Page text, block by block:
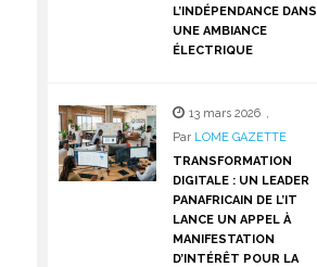
L’INDÉPENDANCE DANS
UNE AMBIANCE
ÉLECTRIQUE
13 mars 2026 ,
Par LOME GAZETTE
TRANSFORMATION
DIGITALE : UN LEADER
PANAFRICAIN DE L’IT
LANCE UN APPEL À
MANIFESTATION
D’INTÉRÊT POUR LA